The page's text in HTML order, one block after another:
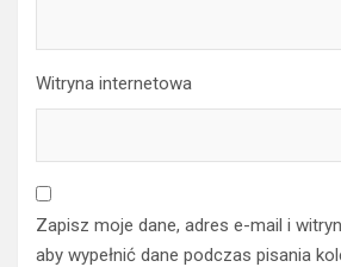
Witryna internetowa
Zapisz moje dane, adres e-mail i
aby wypełnić dane podczas pisania